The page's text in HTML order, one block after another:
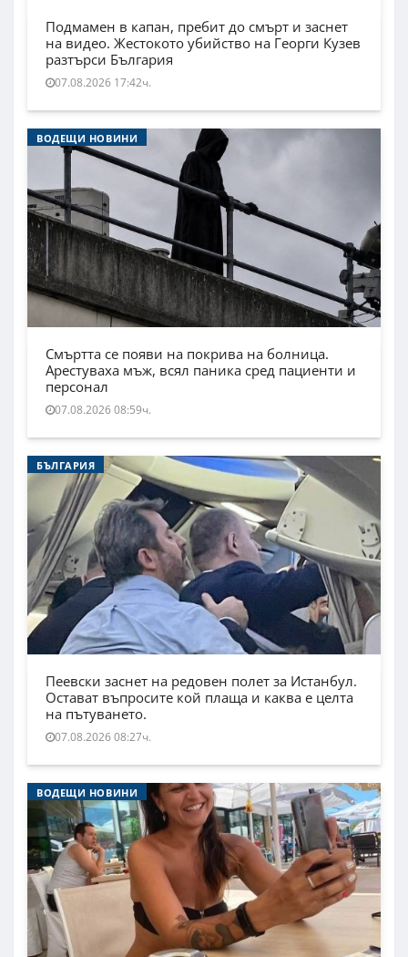
Подмамен в капан, пребит до смърт и заснет
на видео. Жестокото убийство на Георги Кузев
разтърси България
07.08.2026 17:42ч.
ВОДЕЩИ НОВИНИ
Смъртта се появи на покрива на болница.
Арестуваха мъж, всял паника сред пациенти и
персонал
07.08.2026 08:59ч.
БЪЛГАРИЯ
Пеевски заснет на редовен полет за Истанбул.
Остават въпросите кой плаща и каква е целта
на пътуването.
07.08.2026 08:27ч.
ВОДЕЩИ НОВИНИ